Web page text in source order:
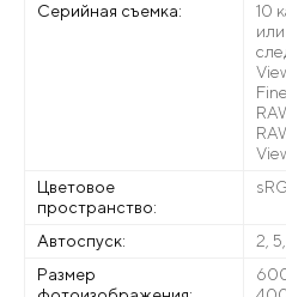
Серийная съемка:
10
Цветовое
пространство:
Автоспуск:
2,
Размер